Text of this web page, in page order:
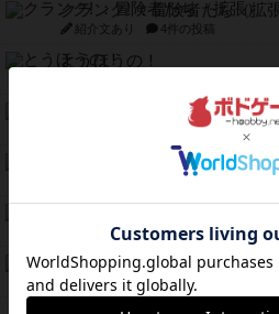
クランク! ：冒険者たち（拡張
紹介文あり 4件の投稿
とうほうの！
スターマイン・ラミー ポケ
2件の投稿
1件の投稿
紹介文なし 1件の投稿
フリップ７：復讐心とともに
紹介文なし 2件の投稿